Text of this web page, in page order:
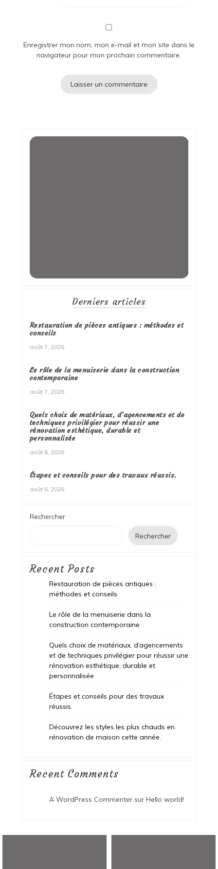
Enregistrer mon nom, mon e-mail et mon site dans le
navigateur pour mon prochain commentaire.
Derniers articles
Restauration de pièces antiques : méthodes et
conseils
août 7, 2026
Le rôle de la menuiserie dans la construction
contemporaine
août 7, 2026
Quels choix de matériaux, d’agencements et de
techniques privilégier pour réussir une
rénovation esthétique, durable et
personnalisée
août 6, 2026
Étapes et conseils pour des travaux réussis.
août 6, 2026
Rechercher
Rechercher
Recent Posts
Restauration de pièces antiques :
méthodes et conseils
Le rôle de la menuiserie dans la
construction contemporaine
Quels choix de matériaux, d’agencements
et de techniques privilégier pour réussir une
rénovation esthétique, durable et
personnalisée
Étapes et conseils pour des travaux
réussis.
Découvrez les styles les plus chauds en
rénovation de maison cette année.
Recent Comments
A WordPress Commentersur Hello world!